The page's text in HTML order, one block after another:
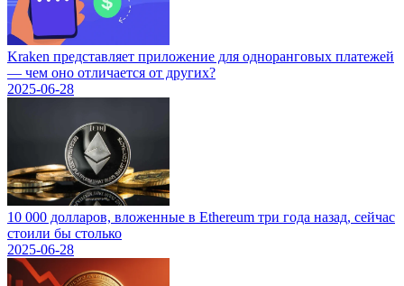
Kraken представляет приложение для одноранговых платежей
— чем оно отличается от других?
2025-06-28
10 000 долларов, вложенные в Ethereum три года назад, сейчас
стоили бы столько
2025-06-28